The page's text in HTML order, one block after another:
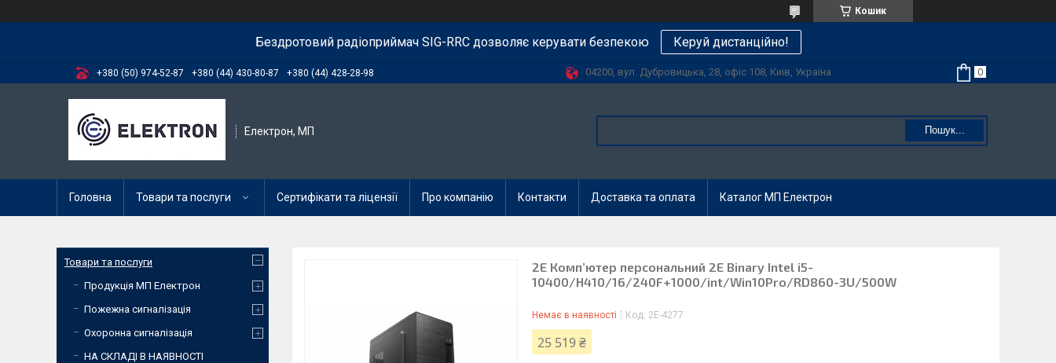
Кошик
Бездротовий радіоприймач SIG-RRC дозволяє керувати безпекою Керуй дистанційно!
+380 (50) 974-52-87 +380 (44) 430-80-87 +380 (44) 428-28-98 04200, вул. Дубровицька, 28, офіс 108, Київ, Україна
Електрон, МП Пошук...
Головна Товари та послуги Сертифікати та ліцензії Про компанію Контакти Доставка та оплата Каталог МП Електрон
2E Комп’ютер персональний 2E Binary Intel i5-
10400/H410/16/240F+1000/int/Win10Pro/RD860-3U/500W
Немає в наявності Код: 2E-4277
25 519 ₴
Товари та послуги
Продукція МП Електрон
Пожежна сигналізація
Охоронна сигналізація
НА СКЛАДІ В НАЯВНОСТІ